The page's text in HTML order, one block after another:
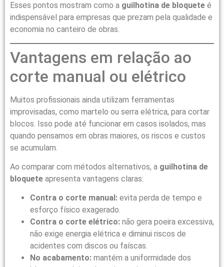
Esses pontos mostram como a guilhotina de bloquete é
indispensável para empresas que prezam pela qualidade e
economia no canteiro de obras.
Vantagens em relação ao
corte manual ou elétrico
Muitos profissionais ainda utilizam ferramentas
improvisadas, como martelo ou serra elétrica, para cortar
blocos. Isso pode até funcionar em casos isolados, mas
quando pensamos em obras maiores, os riscos e custos
se acumulam.
Ao comparar com métodos alternativos, a guilhotina de
bloquete apresenta vantagens claras:
Contra o corte manual: evita perda de tempo e
esforço físico exagerado.
Contra o corte elétrico: não gera poeira excessiva,
não exige energia elétrica e diminui riscos de
acidentes com discos ou faíscas.
No acabamento: mantém a uniformidade dos